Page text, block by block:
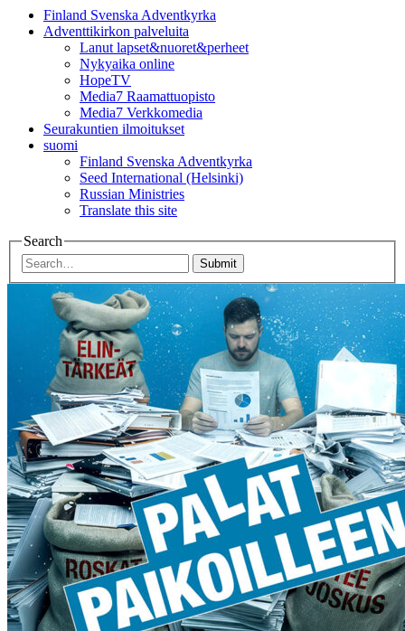
Finland Svenska Adventkyrka
Adventtikirkon palveluita
Lanut lapset&nuoret&perheet
Nykyaika online
HopeTV
Media7 Raamattuopisto
Media7 Verkkomedia
Seurakuntien ilmoitukset
suomi
Finland Svenska Adventkyrka
Seed International (Helsinki)
Russian Ministries
Translate this site
Search
Submit